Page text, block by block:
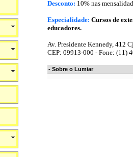
Desconto: 10% nas
Especialidade: Cursos de
educadores.
Av. Presidente Kennedy, 412
CEP: 09913-000 - Fone: (11)
- Sobre o Lumiar